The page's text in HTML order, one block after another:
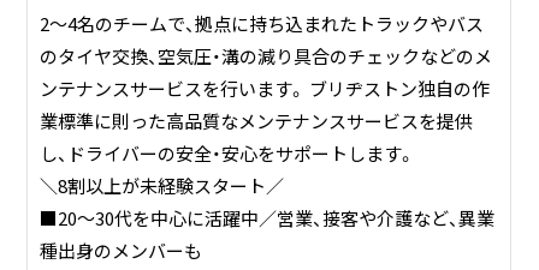
化に貢献するソリューション提案や、ブリヂストン作業標準
に基づいた技術力、出張サービスによる機動力を活かしたメ
ンテナンスサービスを提供してまいります。
2～4名のチームで、拠点に持ち込まれたトラックやバス
のタイヤ交換、空気圧・溝の減り具合のチェックなどのメ
ンテナンスサービスを行います。 ブリヂストン独自の作
業標準に則った高品質なメンテナンスサービスを提供
し、ドライバーの安全・安心をサポートします。
＼8割以上が未経験スタート／
■20～30代を中心に活躍中／営業、接客や介護など、異業
種出身のメンバーも